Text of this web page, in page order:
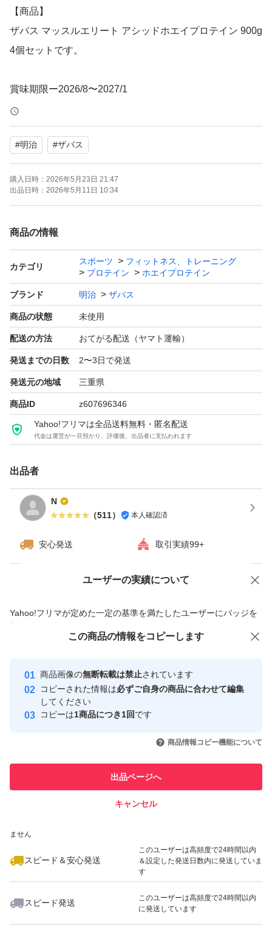
【商品】
ザバス マッスルエリート アシッドホエイプロテイン 900g
4個セットです。
賞味期限ー2026/8〜2027/1
【特徴】
ココア味2個とバニラ風味2個の計4個セットです。各900g
入りで、すべてのボディメイクに確信を与えます。必須ア
ミノ酸ロイシンに着目したアシッドホエイプロテイン配合
で、ロイシン含有、プロテイン20g、6種類のビタミンが
含まれています。
#明治 #ザバス
購入日時： 2026年5月23日 21:47
出品日時： 2026年5月11日 10:34
商品の情報
カテゴリ
スポーツ
フィットネス、トレーニング
プロテイン
ホエイプロテイン
ブランド 明治 ザバス
商品の状態 未使用
配送の方法 おてがる配送（ヤマト運輸）
発送までの日数 2〜3日で発送
発送元の地域 三重県
商品ID z607696346
Yahoo!フリマは全品送料無料・匿名配送
代金は運営が一旦預かり、評価後、出品者に支払われます
出品者
N
（511） 本人確認済
安心発送 取引実績99+
ユーザーの実績について
Yahoo!フリマが定めた一定の基準を満たしたユーザーにバッジを
付与しています
安心取引出品者
心・安全なユーザーです
取引実績
引を完了させた実績があります
での取引実績があります
ません
スピード＆安心発送
このユーザーは高頻度で24時間以内
＆設定した発送日数内に発送していま
す
スピード発送
このユーザーは高頻度で24時間以内
に発送しています
価格の相談 商品への質問
この商品の情報をコピーします
商品画像の無断転載は禁止されています
コピーされた情報は必ずご自身の商品に合わせて編集
してください
コピーは1商品につき1回です
商品情報コピー機能について
出品ページへ
キャンセル
この商品をみている人にオススメ
いいね！
4,199